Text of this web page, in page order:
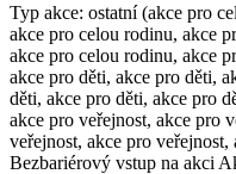
Typ akce: ostatní (akce pro
akce pro celou rodinu, akce
akce pro celou rodinu, akce
akce pro děti, akce pro děti,
děti, akce pro děti, akce pro
akce pro veřejnost, akce pro
veřejnost, akce pro
Bezbariérový vstup na akci